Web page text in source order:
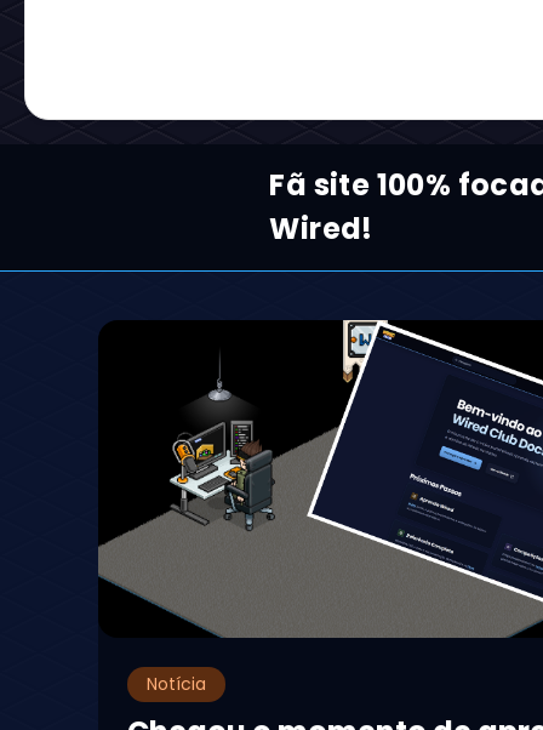
Fã site 100%
Wired!
Notícia